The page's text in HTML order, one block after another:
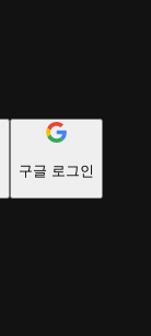
구글 로그인